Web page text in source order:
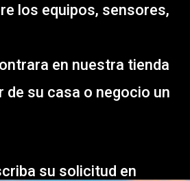
los equipos, sensores,
en nuestra tienda
de su casa o negocio un
su solicitud en